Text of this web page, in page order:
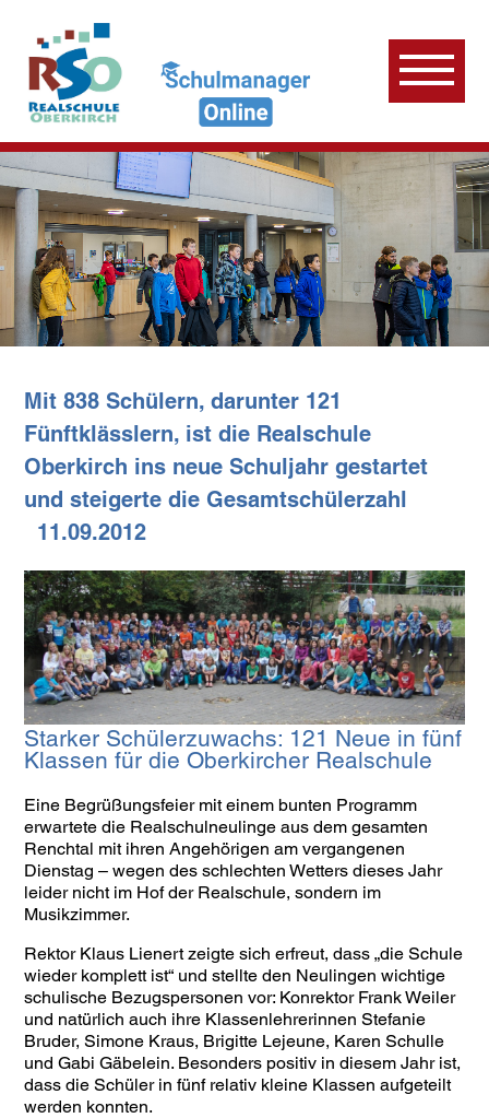
Mit 838 Schülern, darunter 121
Fünftklässlern, ist die Realschule
Oberkirch ins neue Schuljahr gestartet
und steigerte die Gesamtschülerzahl
11.09.2012
Starker Schülerzuwachs: 121 Neue in fünf
Klassen für die Oberkircher Realschule
Eine Begrüßungsfeier mit einem bunten Programm
erwartete die Realschulneulinge aus dem gesamten
Renchtal mit ihren Angehörigen am vergangenen
Dienstag – wegen des schlechten Wetters dieses Jahr
leider nicht im Hof der Realschule, sondern im
Musikzimmer.
Rektor Klaus Lienert zeigte sich erfreut, dass „die Schule
wieder komplett ist“ und stellte den Neulingen wichtige
schulische Bezugspersonen vor: Konrektor Frank Weiler
und natürlich auch ihre Klassenlehrerinnen Stefanie
Bruder, Simone Kraus, Brigitte Lejeune, Karen Schulle
und Gabi Gäbelein. Besonders positiv in diesem Jahr ist,
dass die Schüler in fünf relativ kleine Klassen aufgeteilt
werden konnten.